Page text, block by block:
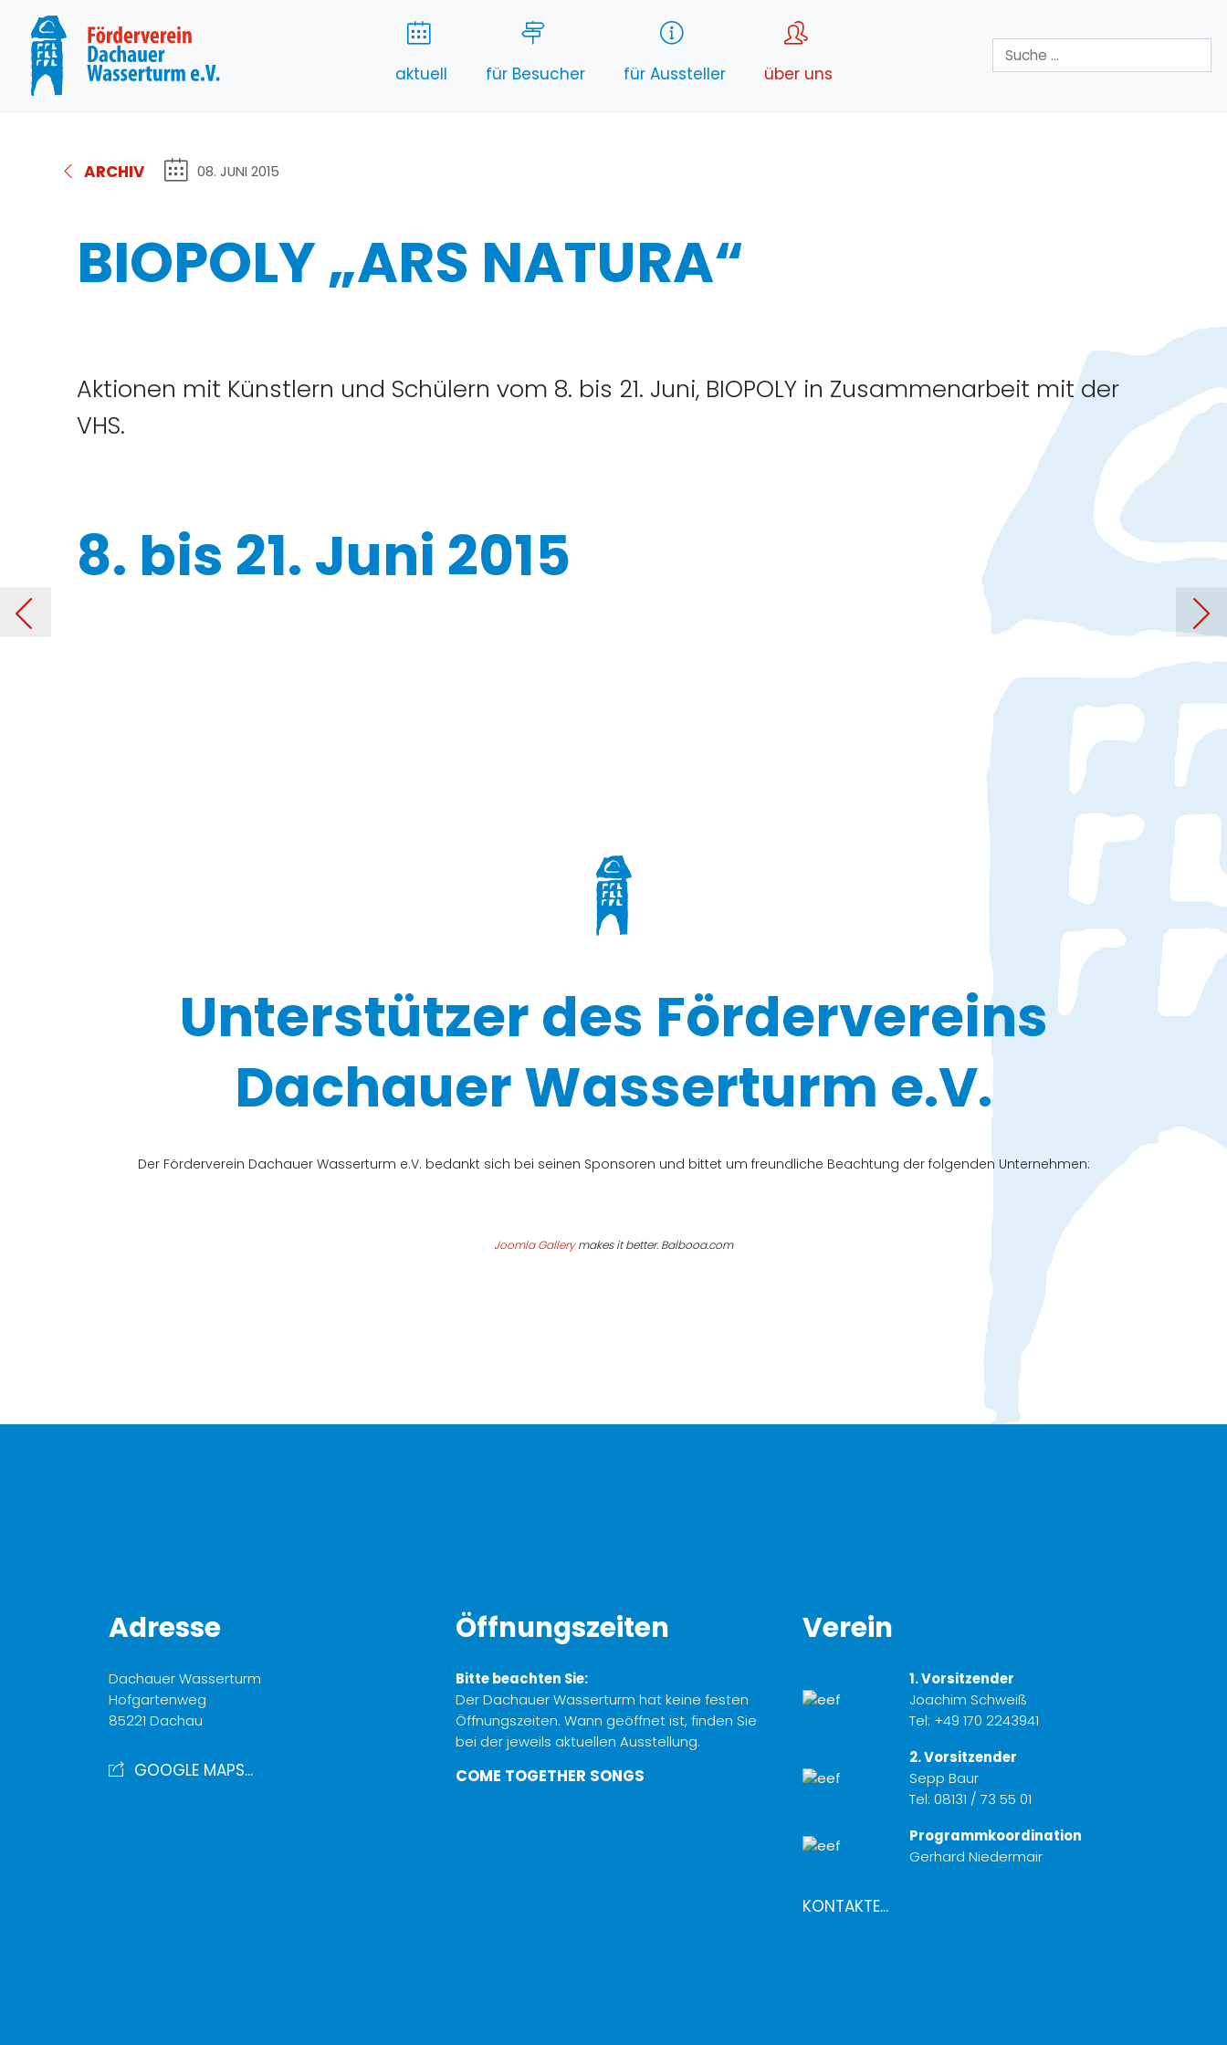
aktuell für Besucher für Aussteller über uns
Suchen
ARCHIV 08. JUNI 2015
BIOPOLY „ARS NATURA“
Aktionen mit Künstlern und Schülern vom 8. bis 21. Juni, BIOPOLY in Zusammenarbeit mit der
VHS.
8. bis 21. Juni 2015
Vorheriger Beitrag: Pentacaela - Skulpturen
Unterstützer des Fördervereins
Dachauer Wasserturm e.V.
Der Förderverein Dachauer Wasserturm e.V. bedankt sich bei seinen Sponsoren und bittet um freundliche Beachtung der folgenden Unternehmen:
Joomla Gallerymakes it better. Balbooa.com
Adresse
Dachauer Wasserturm
Hofgartenweg
85221 Dachau
GOOGLE MAPS...
Öffnungszeiten
Bitte beachten Sie:
Der Dachauer Wasserturm hat keine festen
Öffnungszeiten. Wann geöffnet ist, finden Sie
bei der jeweils aktuellen Ausstellung.
COME TOGETHER SONGS
Verein
1. Vorsitzender
Joachim Schweiß
Tel: +49 170 2243941
2. Vorsitzender
Sepp Baur
Tel: 08131 / 73 55 01
Programmkoordination
Gerhard Niedermair
KONTAKTE...